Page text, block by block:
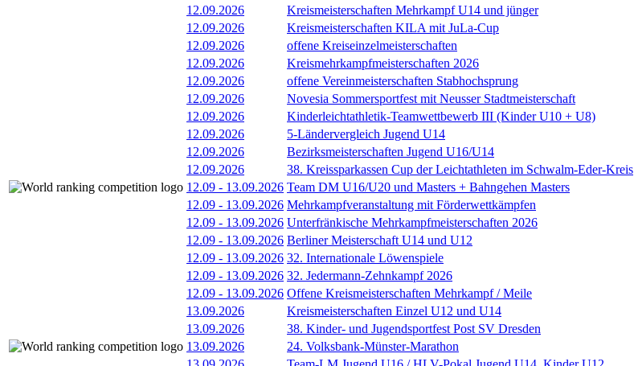
12.09.2026
Kreismeisterschaften Mehrkampf U14 und jünger
12.09.2026
Kreismeisterschaften KILA mit JuLa-Cup
12.09.2026
offene Kreiseinzelmeisterschaften
12.09.2026
Kreismehrkampfmeisterschaften 2026
12.09.2026
offene Vereinmeisterschaften Stabhochsprung
12.09.2026
Novesia Sommersportfest mit Neusser Stadtmeisterschaft
12.09.2026
Kinderleichtathletik-Teamwettbewerb III (Kinder U10 + U8)
12.09.2026
5-Ländervergleich Jugend U14
12.09.2026
Bezirksmeisterschaften Jugend U16/U14
12.09.2026
38. Kreissparkassen Cup der Leichtathleten im Schwalm-Eder-Kreis
12.09 - 13.09.2026 Team DM U16/U20 und Masters + Bahngehen Masters
12.09 - 13.09.2026 Mehrkampfveranstaltung mit Förderwettkämpfen
12.09 - 13.09.2026 Unterfränkische Mehrkampfmeisterschaften 2026
12.09 - 13.09.2026 Berliner Meisterschaft U14 und U12
12.09 - 13.09.2026 32. Internationale Löwenspiele
12.09 - 13.09.2026 32. Jedermann-Zehnkampf 2026
12.09 - 13.09.2026 Offene Kreismeisterschaften Mehrkampf / Meile
13.09.2026
Kreismeisterschaften Einzel U12 und U14
13.09.2026
38. Kinder- und Jugendsportfest Post SV Dresden
13.09.2026
24. Volksbank-Münster-Marathon